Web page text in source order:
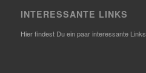
INTERESSANTE LINKS
Hier findest Du ein paar interessante